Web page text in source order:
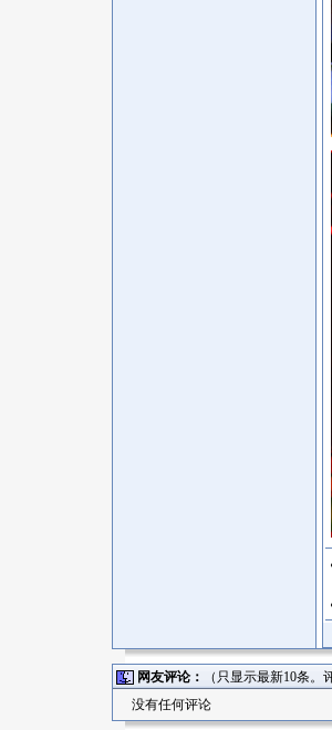
网友评论：
（只显示最新10条
没有任何评论